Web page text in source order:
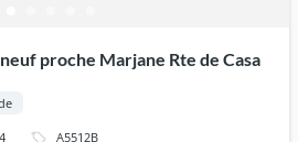
proche Marjane Rte de Casa
4 A5512B